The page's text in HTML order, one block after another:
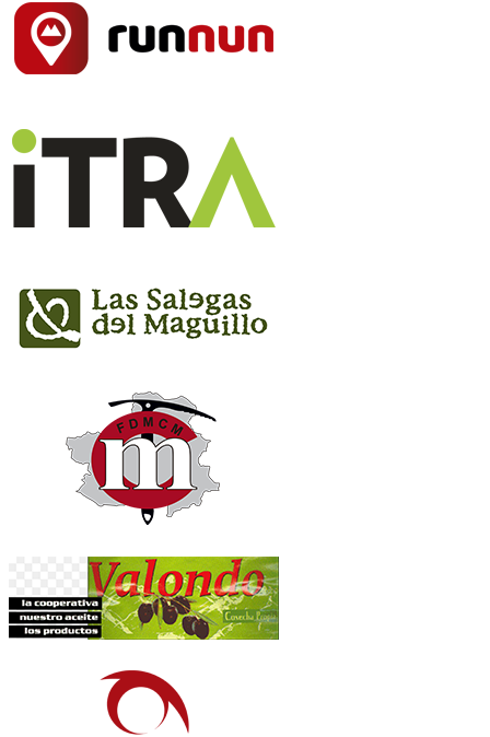
ubicados en cada cruce, siendo responsabilidad
del corredor la localización de la señalización
aproximadamente, y en Meta (Villaverde de
Guadalimar). En los avituallamientos no habrá
vasos, debiendo portar los participantes su